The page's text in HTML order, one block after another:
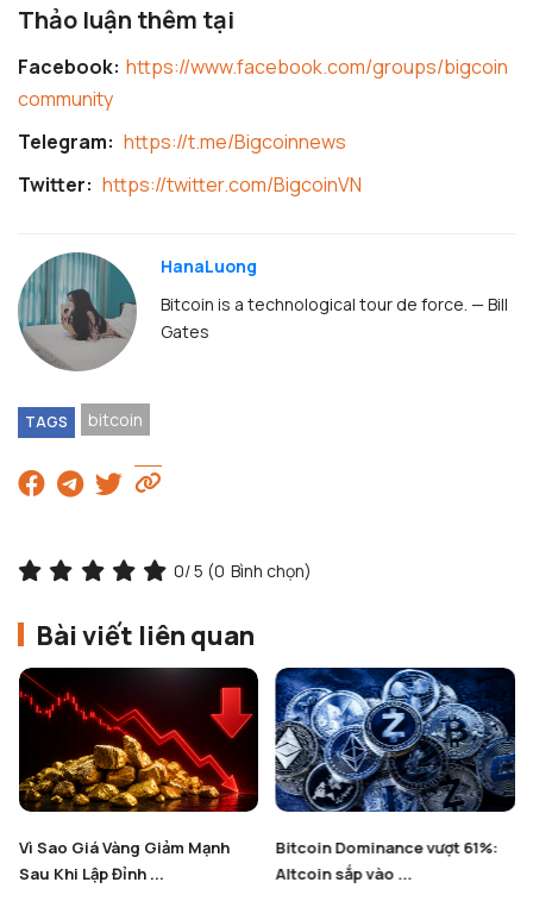
Thảo luận thêm tại
Facebook: https://www.facebook.com/groups/bigcoin
community
Telegram: https://t.me/Bigcoinnews
Twitter: https://twitter.com/BigcoinVN
HanaLuong
Bitcoin is a technological tour de force. — Bill
Gates
TAGS bitcoin
0/ 5 (0 Bình chọn)
Bài viết liên quan
Bitcoin Dominance vượt 61%:
Altcoin sắp vào ...
S&P 500 vừa lập đỉnh lịch sử
mới: Điều gì ...